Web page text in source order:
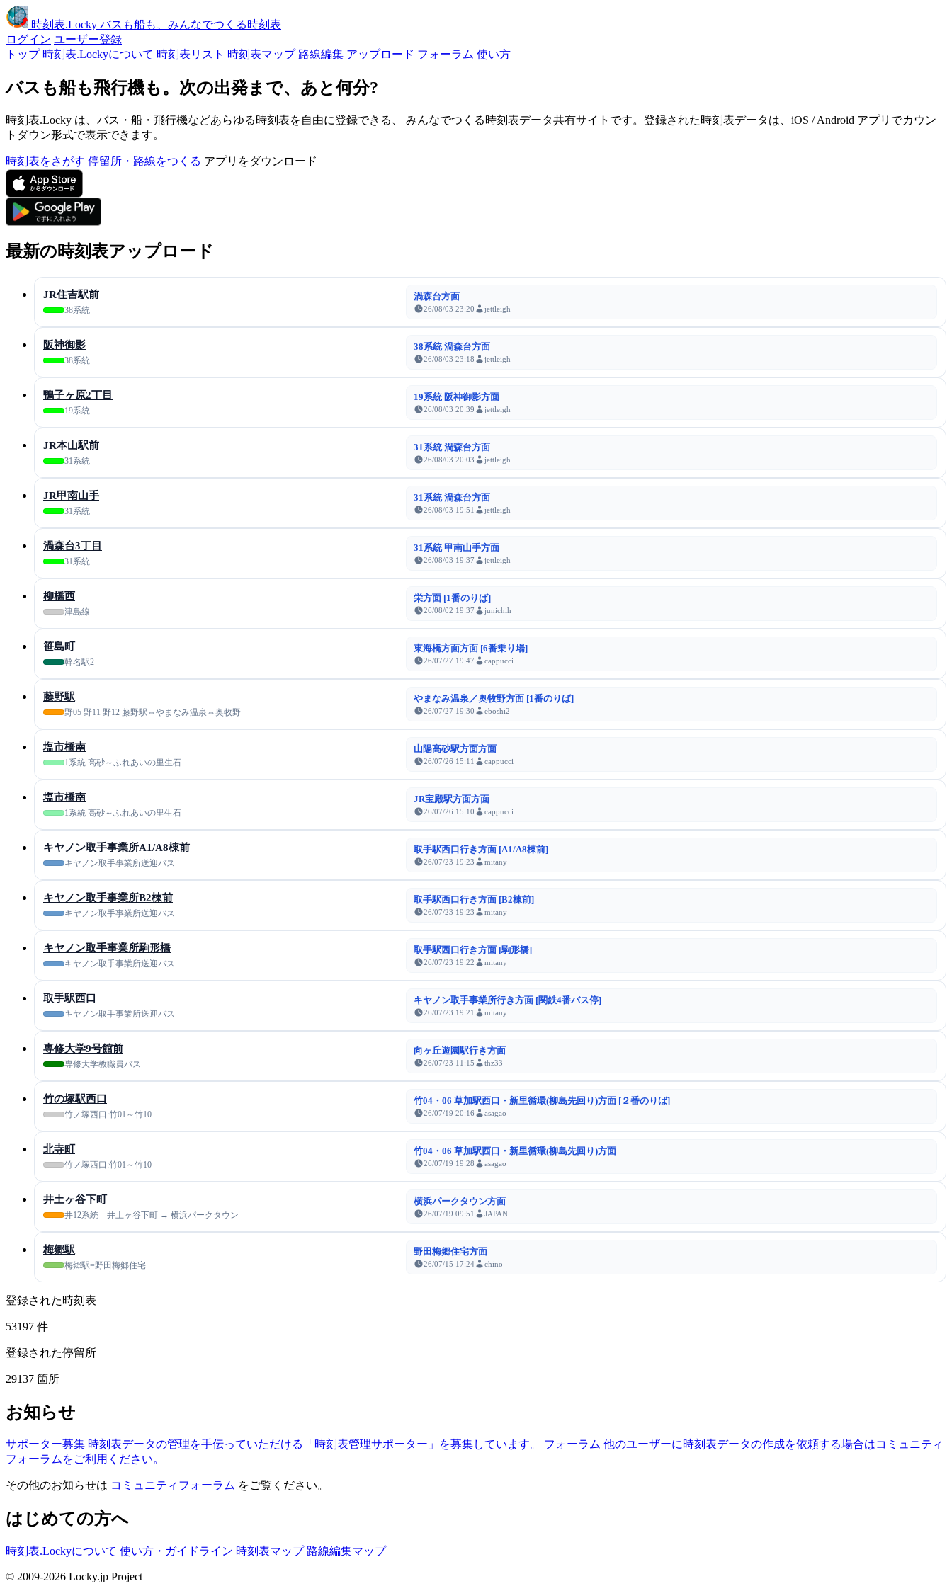
時刻表.Locky バスも船も、みんなでつくる時刻表
ログイン ユーザー登録
トップ 時刻表.Lockyについて 時刻表リスト 時刻表マップ 路線編集 アップロード フォーラム 使い方
バスも船も飛行機も。次の出発まで、あと何分?
時刻表.Locky は、バス・船・飛行機などあらゆる時刻表を自由に登録できる、 みんなでつくる時刻表データ共有サイトです。登録された時刻表データは、iOS / Android アプリでカウン
トダウン形式で表示できます。
時刻表をさがす 停留所・路線をつくる アプリをダウンロード
最新の時刻表アップロード
JR住吉駅前
38系統
渦森台方面
26/08/03 23:20 jettleigh
阪神御影
38系統
38系統 渦森台方面
26/08/03 23:18 jettleigh
鴨子ヶ原2丁目
19系統
19系統 阪神御影方面
26/08/03 20:39 jettleigh
JR本山駅前
31系統
31系統 渦森台方面
26/08/03 20:03 jettleigh
JR甲南山手
31系統
31系統 渦森台方面
26/08/03 19:51 jettleigh
渦森台3丁目
31系統
31系統 甲南山手方面
26/08/03 19:37 jettleigh
柳橋西
津島線
栄方面 [1番のりば]
26/08/02 19:37 junichih
笹島町
幹名駅2
東海橋方面方面 [6番乗り場]
26/07/27 19:47 cappucci
藤野駅
野05 野11 野12 藤野駅⇔やまなみ温泉⇔奥牧野
やまなみ温泉／奥牧野方面 [1番のりば]
26/07/27 19:30 eboshi2
塩市橋南
1系統 高砂～ふれあいの里生石
山陽高砂駅方面方面
26/07/26 15:11 cappucci
塩市橋南
1系統 高砂～ふれあいの里生石
JR宝殿駅方面方面
26/07/26 15:10 cappucci
キヤノン取手事業所A1/A8棟前
キヤノン取手事業所送迎バス
取手駅西口行き方面 [A1/A8棟前]
26/07/23 19:23 mitany
キヤノン取手事業所B2棟前
キヤノン取手事業所送迎バス
取手駅西口行き方面 [B2棟前]
26/07/23 19:23 mitany
キヤノン取手事業所駒形橋
キヤノン取手事業所送迎バス
取手駅西口行き方面 [駒形橋]
26/07/23 19:22 mitany
取手駅西口
キヤノン取手事業所送迎バス
キヤノン取手事業所行き方面 [関鉄4番バス停]
26/07/23 19:21 mitany
専修大学9号館前
専修大学教職員バス
向ヶ丘遊園駅行き方面
26/07/23 11:15 thz33
竹の塚駅西口
竹ノ塚西口:竹01～竹10
竹04・06 草加駅西口・新里循環(柳島先回り)方面 [２番のりば]
26/07/19 20:16 asagao
北寺町
竹ノ塚西口:竹01～竹10
竹04・06 草加駅西口・新里循環(柳島先回り)方面
26/07/19 19:28 asagao
井土ヶ谷下町
井12系統 井土ヶ谷下町 → 横浜パークタウン
横浜パークタウン方面
26/07/19 09:51 JAPAN
梅郷駅
梅郷駅=野田梅郷住宅
野田梅郷住宅方面
26/07/15 17:24 chino
登録された時刻表
53197 件
登録された停留所
29137 箇所
お知らせ
サポーター募集 時刻表データの管理を手伝っていただける「時刻表管理サポーター」を募集しています。 フォーラム 他のユーザーに時刻表データの作成を依頼する場合はコミュニティ
フォーラムをご利用ください。
その他のお知らせは コミュニティフォーラム をご覧ください。
はじめての方へ
時刻表.Lockyについて 使い方・ガイドライン 時刻表マップ 路線編集マップ
© 2009-2026 Locky.jp Project